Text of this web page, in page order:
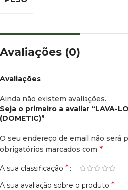
Avaliações (0)
Avaliações
Ainda não existem avaliações.
Seja o primeiro a avaliar “LAVA-
(DOMETIC)”
O seu endereço de email não será
obrigatórios marcados com *
A sua classificação *
A sua avaliação sobre o produto *